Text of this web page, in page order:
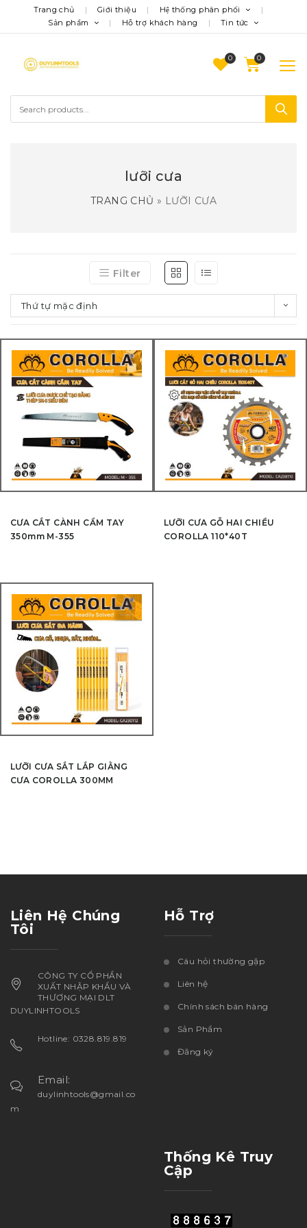
Trang chủ Giới thiệu
Hệ thống phân phối
Sản phẩm
Hỗ trợ khách hàng Tin tức
0
lưỡi cưa
TRANG CHỦ » LƯỠI CƯA
Filter
Thứ tự mặc định
CƯA CẮT CÀNH CẦM TAY
350mm M-355
LƯỠI CƯA GỖ HAI CHIỀU
COROLLA 110*40T
LƯỠI CƯA SẮT LẮP GIẰNG
CƯA COROLLA 300MM
Liên Hệ Chúng
Tôi
CÔNG TY CỔ PHẦN
XUẤT NHẬP KHẨU VÀ
THƯƠNG MẠI DLT
DUYLINHTOOLS
Hotline: 0328.819.819
Email:
duylinhtools@gmail.co
m
Hỗ Trợ
Câu hỏi thường gặp
Liên hệ
Chính sách bán hàng
Sản Phẩm
Đăng ký
Thống Kê Truy
Cập